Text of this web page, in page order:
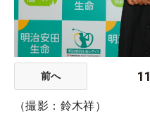
前へ 11
（撮影：鈴木祥）